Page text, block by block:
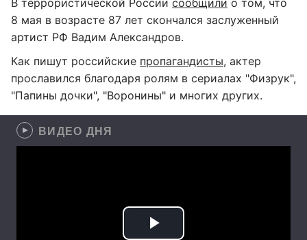
В террористической России сообщили о том, что
8 мая в возрасте 87 лет скончался заслуженный
артист РФ Вадим Александров.
Как пишут российские пропагандисты, актер
прославился благодаря ролям в сериалах "Физрук",
"Папины дочки", "Воронины" и многих других.
ВИДЕО ДНЯ